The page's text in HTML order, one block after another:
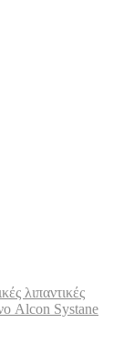
λιπαντικές
Alcon Systane